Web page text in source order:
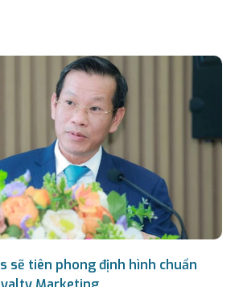
sẽ tiên phong định hình chuẩn